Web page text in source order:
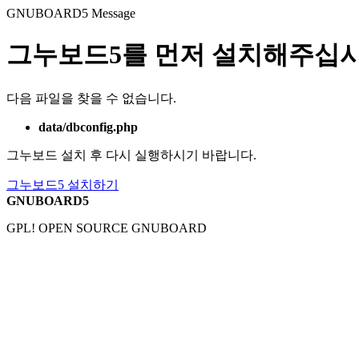
GNUBOARD5 Message
그누보드5를 먼저 설치해주십
다음 파일을 찾을 수 없습니다.
data/dbconfig.php
그누보드 설치 후 다시 실행하시기 바랍니다.
그누보드5 설치하기
GNUBOARD5
GPL! OPEN SOURCE GNUBOARD